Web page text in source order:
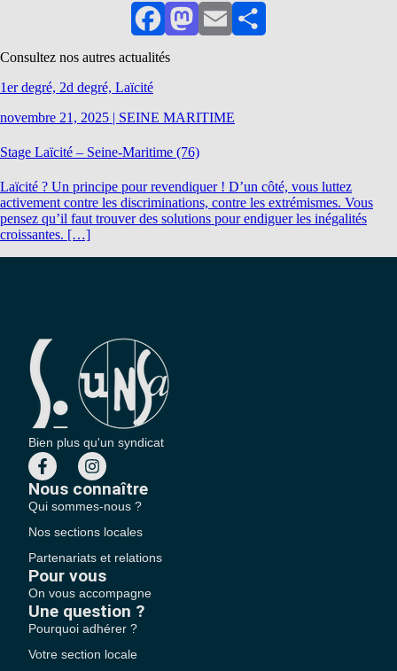
FacebookMastodon
EmailPartager
Consultez nos autres actualités
1er degré, 2d degré, Laïcité
novembre 21, 2025 | SEINE MARITIME
Stage Laïcité – Seine-Maritime (76)
Laïcité ? Un principe pour revendiquer ! D’un côté, vous luttez
activement contre les discriminations, contre les extrémismes. Vous
pensez qu’il faut trouver des solutions pour endiguer les inégalités
croissantes. […]
Bien plus qu'un syndicat
Nous connaître
Qui sommes-nous ?
Nos sections locales
Partenariats et relations
Pour vous
On vous accompagne
Une question ?
Pourquoi adhérer ?
Votre section locale